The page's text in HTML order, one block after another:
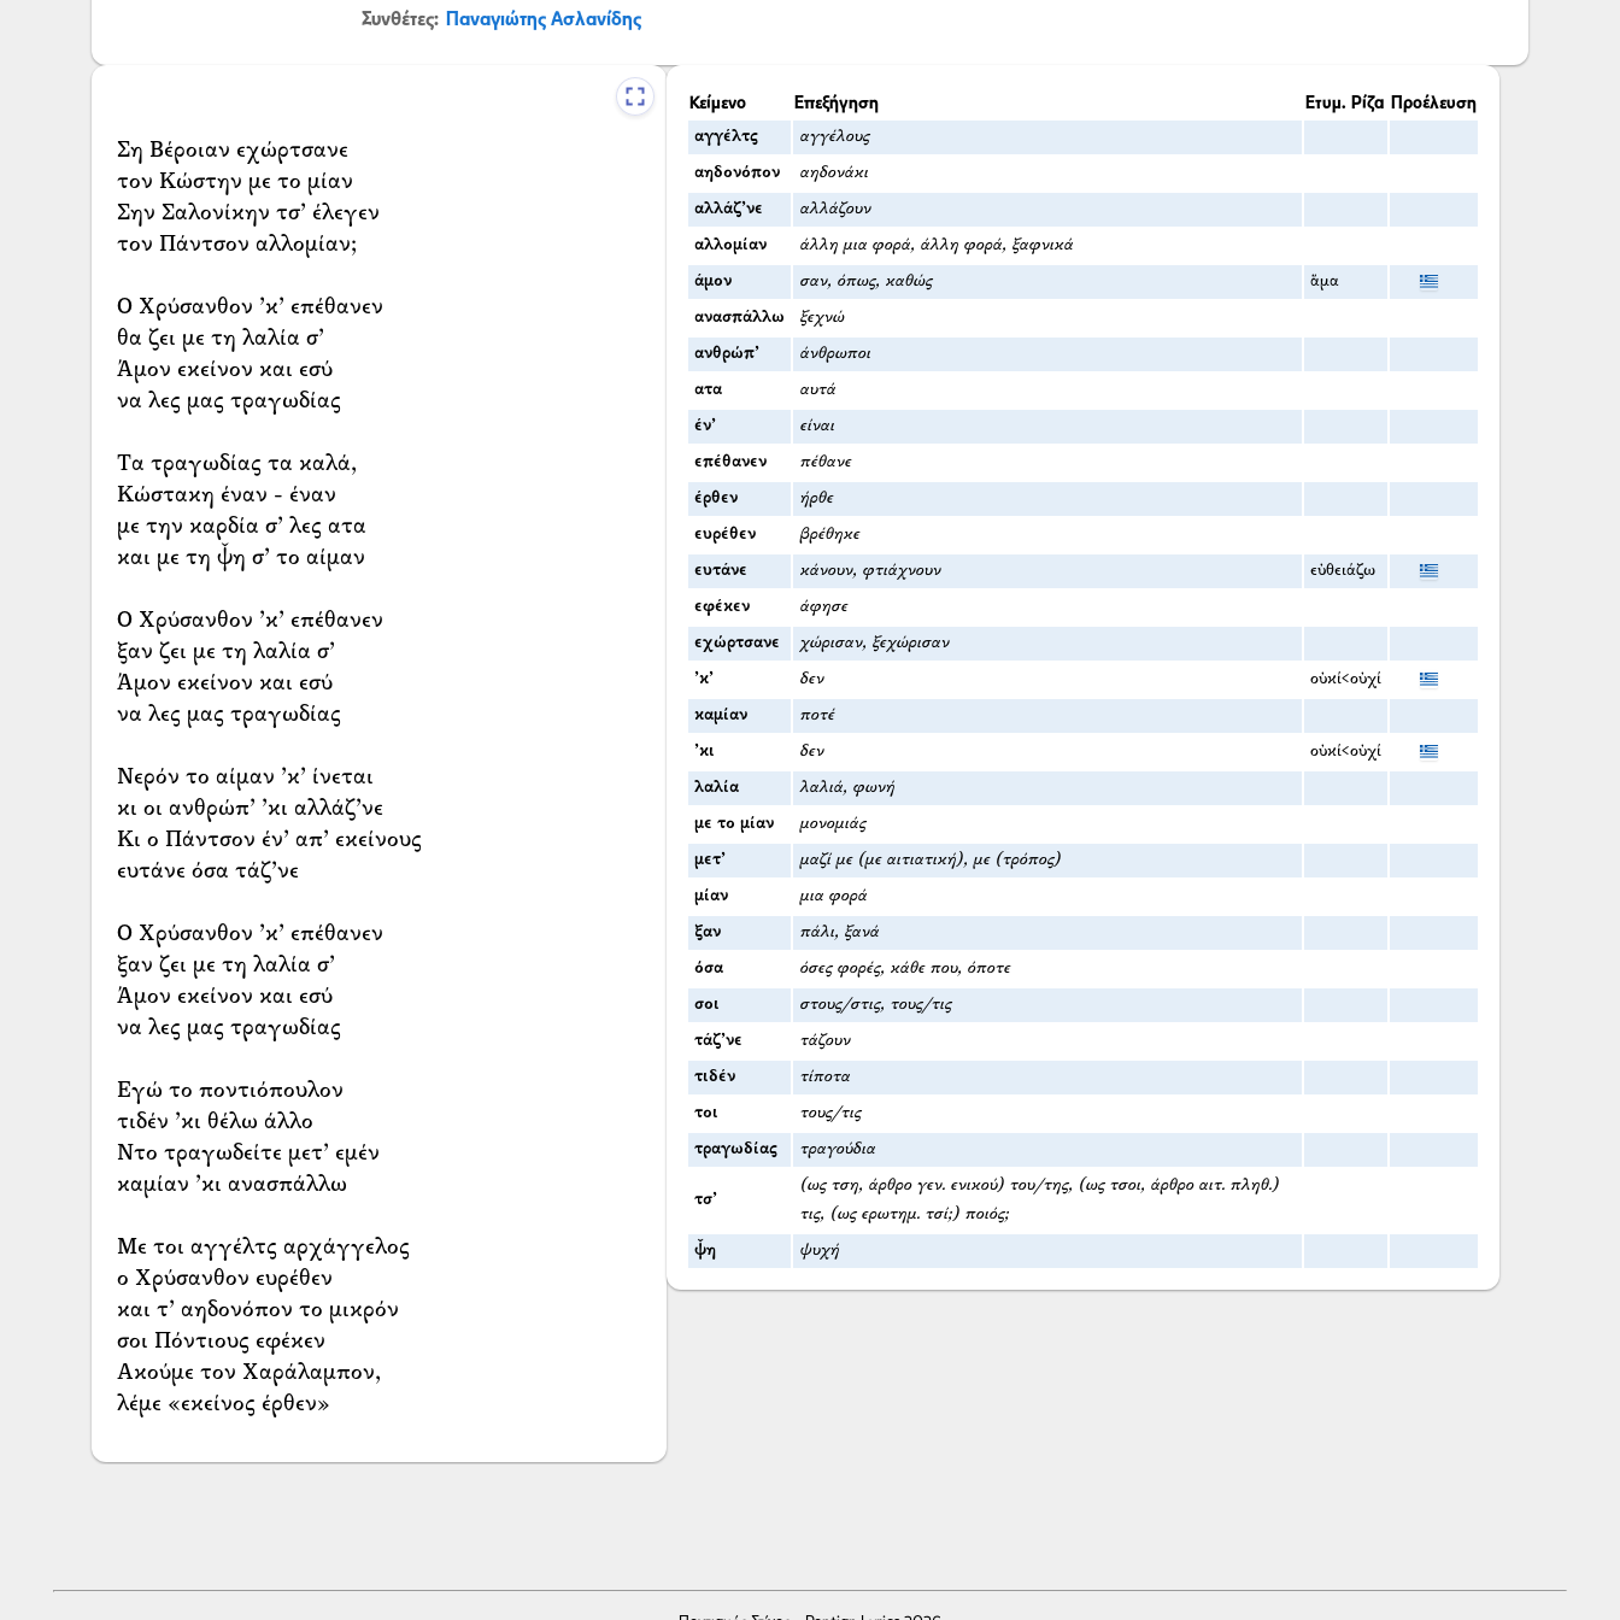
Συνθέτες: Παναγιώτης Ασλανίδης
Ση Βέροιαν εχώρτσανε
τον Κώστην με το μίαν
Σην Σαλονίκην τσ’ έλεγεν
τον Πάντσον αλλομίαν;
Ο Χρύσανθον ’κ’ επέθανεν
θα ζει με τη λαλία σ’
Άμον εκείνον και εσύ
να λες μας τραγωδίας
Τα τραγωδίας τα καλά,
Κώστακη έναν - έναν
με την καρδία σ’ λες ατα
και με τη ψ̌η σ’ το αίμαν
Ο Χρύσανθον ’κ’ επέθανεν
ξαν ζει με τη λαλία σ’
Άμον εκείνον και εσύ
να λες μας τραγωδίας
Νερόν το αίμαν ’κ’ ίνεται
κι οι ανθρώπ’ ’κι αλλάζ’νε
Κι ο Πάντσον έν’ απ’ εκείνους
ευτάνε όσα τάζ’νε
Ο Χρύσανθον ’κ’ επέθανεν
ξαν ζει με τη λαλία σ’
Άμον εκείνον και εσύ
να λες μας τραγωδίας
Εγώ το ποντιόπουλον
τιδέν ’κι θέλω άλλο
Ντο τραγωδείτε μετ’ εμέν
καμίαν ’κι ανασπάλλω
Με τοι αγγέλτς αρχάγγελος
ο Χρύσανθον ευρέθεν
και τ’ αηδονόπον το μικρόν
σοι Πόντιους εφέκεν
Ακούμε τον Χαράλαμπον,
λέμε «εκείνος έρθεν»
Κείμενο Επεξήγηση Ετυμ. Ρίζα Προέλευση
αγγέλτς αγγέλους
αηδονόπον αηδονάκι
αλλάζ’νε αλλάζουν
αλλομίαν άλλη μια φορά, άλλη φορά, ξαφνικά
άμον σαν, όπως, καθώς ἅμα
ανασπάλλω ξεχνώ
ανθρώπ’ άνθρωποι
ατα αυτά
έν’ είναι
επέθανεν πέθανε
έρθεν ήρθε
ευρέθεν βρέθηκε
ευτάνε κάνουν, φτιάχνουν εὐθειάζω
εφέκεν άφησε
εχώρτσανε χώρισαν, ξεχώρισαν
’κ’ δεν οὐκί<οὐχί
καμίαν ποτέ
’κι δεν οὐκί<οὐχί
λαλία λαλιά, φωνή
με το μίαν μονομιάς
μετ’ μαζί με (με αιτιατική), με (τρόπος)
μίαν μια φορά
ξαν πάλι, ξανά
όσα όσες φορές, κάθε που, όποτε
σοι στους/στις, τους/τις
τάζ’νε τάζουν
τιδέν τίποτα
τοι τους/τις
τραγωδίας τραγούδια
τσ’
(ως τση, άρθρο γεν. ενικού) του/της, (ως τσοι, άρθρο αιτ. πληθ.)
τις, (ως ερωτημ. τσί;) ποιός;
ψ̌η ψυχή